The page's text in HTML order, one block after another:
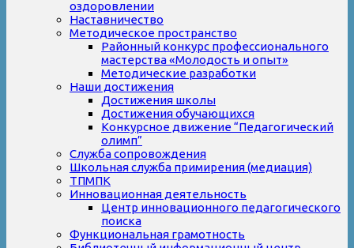
оздоровлении
Наставничество
Методическое пространство
Районный конкурс профессионального
мастерства «Молодость и опыт»
Методические разработки
Наши достижения
Достижения школы
Достижения обучающихся
Конкурсное движение “Педагогический
олимп”
Служба сопровождения
Школьная служба примирения (медиация)
ТПМПК
Инновационная деятельность
Центр инновационного педагогического
поиска
Функциональная грамотность